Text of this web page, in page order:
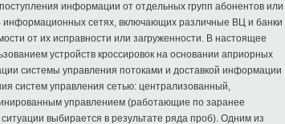
информации от отдельных групп абонентов или
информационных сетях, включающих различные ВЦ и банки
от их исправности или загруженности. В настоящее
устройств кроссировок на основании априорных
системы управления потоками и доставкой информации
систем управления сетью: централизованный,
управлением (работающие по заранее
выбирается в результате ряда проб). Одним из